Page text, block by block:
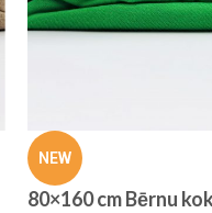
NEW
80×160 cm Bērnu